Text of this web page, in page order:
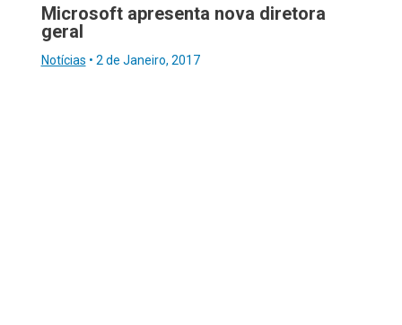
Microsoft apresenta nova diretora
geral
Notícias • 2 de Janeiro, 2017